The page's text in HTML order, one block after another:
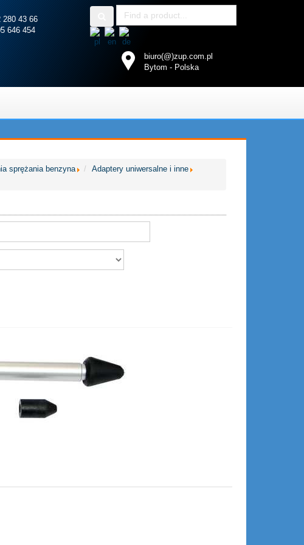
280 43 66
646 454
biuro(@)zup.com.pl
Bytom - Polska
sprężania benzyna
Adaptery uniwersalne i inne